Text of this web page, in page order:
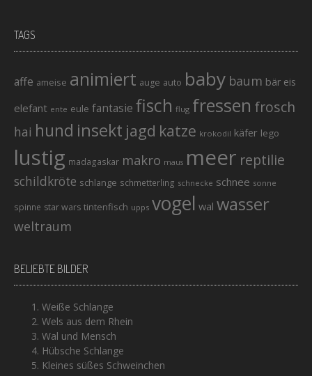
TAGS
affe ameise animiert auge auto baby baum bär eis
elefant ente eule fantasie fisch flug fressen frosch
hai hund insekt jagd katze krokodil käfer lego
lustig madagaskar makro maus meer reptilie
schildkröte schlange schmetterling schnecke schnee sonne
spinne star wars tintenfisch upps vogel wal wasser
weltraum
BELIEBTE BILDER
Weiße Schlange
Wels aus dem Rhein
Wal und Mensch
Hübsche Schlange
Kleines süßes Schweinchen